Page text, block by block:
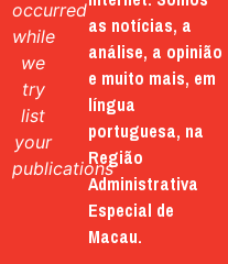
occurred
while
we
try
list
your
publications
as notícias, a
análise, a opinião
e muito mais, em
língua
portuguesa, na
Região
Administrativa
Especial de
Macau.